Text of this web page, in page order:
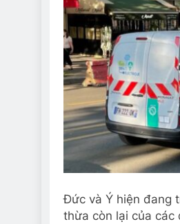
Đức và Ý hiện đang
thừa còn lại của các